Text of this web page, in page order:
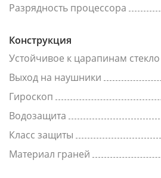
Разрядность процессора
Конструкция
Устойчивое к царапинам стекло
Выход на наушники
Гироскоп
Водозащита
Класс защиты
Материал граней